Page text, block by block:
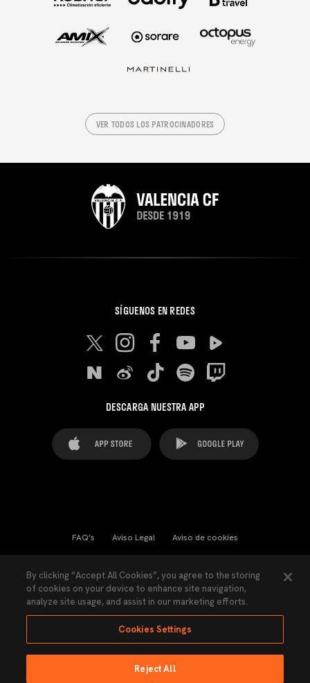
VER TODOS LOS PATROCINADORES
SÍGUENOS EN REDES
DESCARGA NUESTRA APP
FAQ's Aviso Legal Aviso de cookies
Ley Transparencia Política de Privacidad
Accesibilidad
By clicking “Accept All Cookies”, you agree to the storing
of cookies on your device to enhance site navigation,
analyze site usage, and assist in our marketing efforts.
Cookies Settings
Reject All